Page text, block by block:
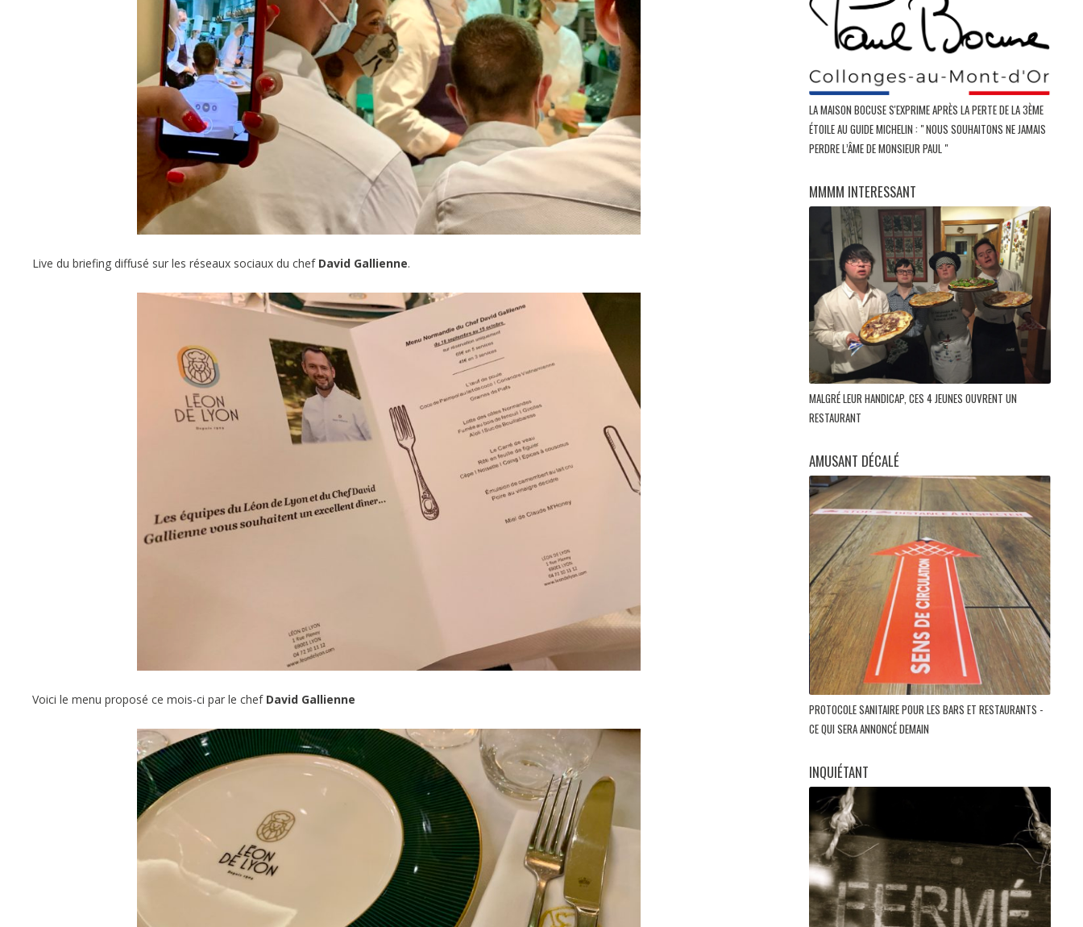
Live du briefing diffusé sur les réseaux sociaux du chef David Gallienne.
Voici le menu proposé ce mois-ci par le chef David Gallienne
LA MAISON BOCUSE S'EXPRIME APRÈS LA PERTE DE LA 3ÈME
ÉTOILE AU GUIDE MICHELIN : " NOUS SOUHAITONS NE JAMAIS
PERDRE L’ÂME DE MONSIEUR PAUL "
MMMM INTERESSANT
MALGRÉ LEUR HANDICAP, CES 4 JEUNES OUVRENT UN
RESTAURANT
AMUSANT DÉCALÉ
PROTOCOLE SANITAIRE POUR LES BARS ET RESTAURANTS -
CE QUI SERA ANNONCÉ DEMAIN
INQUIÉTANT